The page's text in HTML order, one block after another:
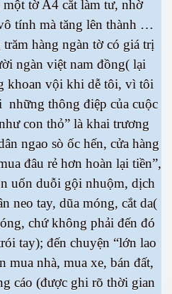
tờ A4 cắt làm tư, nhờ
tính mà tăng lên thành …
hàng ngàn tờ có giá trị
ngàn việt nam đồng( lại
khoan vội khi dễ tôi, vì tôi
thông điệp của cuộc
con thỏ” là khai trương
ngao sò ốc hến, cửa hàng
đâu rẻ hơn hoàn lại tiền”,
uốn duỗi gội nhuộm, dịch
neo tay, dũa móng, cắt da(
chứ không phải đến đó
tay); đến chuyện “lớn lao
mua nhà, mua xe, bán đất,
cáo (được ghi rõ thời gian